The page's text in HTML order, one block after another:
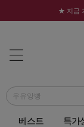
★ 지금
베스트 특가